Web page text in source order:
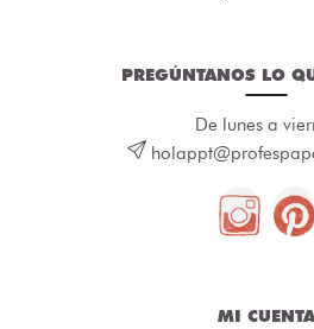
PREGÚNTANOS LO
De lunes a
MI CUENTA